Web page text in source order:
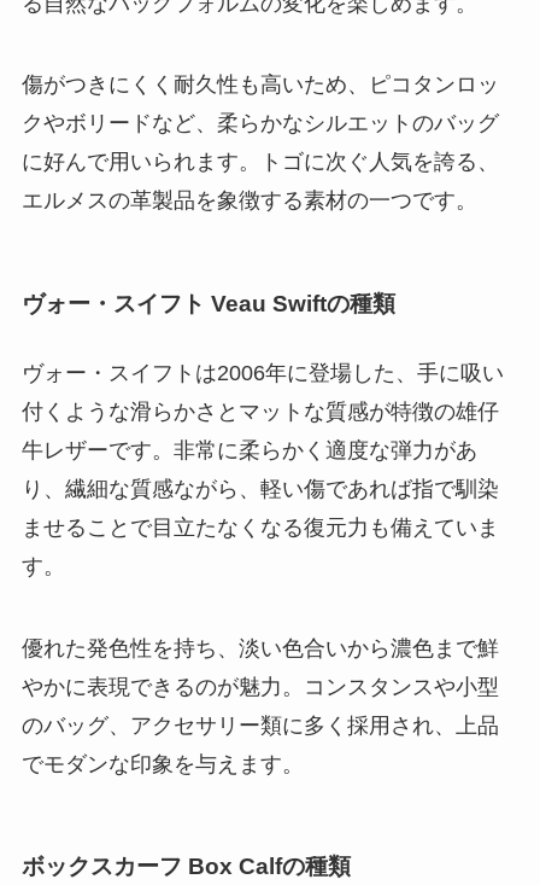
傷がつきにくく耐久性も高いため、ピコタンロッ
クやボリードなど、柔らかなシルエットのバッグ
に好んで用いられます。トゴに次ぐ人気を誇る、
エルメスの革製品を象徴する素材の一つです。
ヴォー・スイフト Veau Swiftの種類
ヴォー・スイフトは2006年に登場した、手に吸い
付くような滑らかさとマットな質感が特徴の雄仔
牛レザーです。非常に柔らかく適度な弾力があ
り、繊細な質感ながら、軽い傷であれば指で馴染
ませることで目立たなくなる復元力も備えていま
す。
優れた発色性を持ち、淡い色合いから濃色まで鮮
やかに表現できるのが魅力。コンスタンスや小型
のバッグ、アクセサリー類に多く採用され、上品
でモダンな印象を与えます。
ボックスカーフ Box Calfの種類